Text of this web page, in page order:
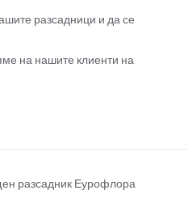
разсадници и да се
на нашите клиенти на
разсадник Еурофлора